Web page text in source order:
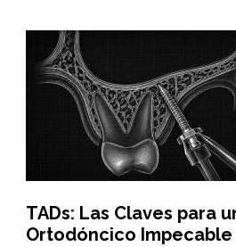
TADs: Las Claves para
Ortodóncico Impecable